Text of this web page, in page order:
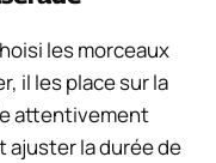
les morceaux
il les place sur la
attentivement
ajuster la durée de